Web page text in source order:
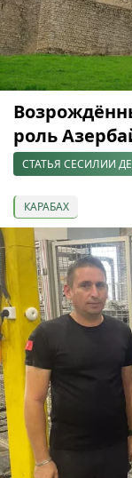
роль
СТАТЬЯ СЕСИЛИИ
КАРАБАХ